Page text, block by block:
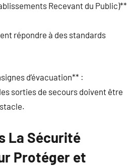
Recevant du Public)**
répondre à des standards
d’évacuation** :
sorties de secours doivent être
La Sécurité
Protéger et